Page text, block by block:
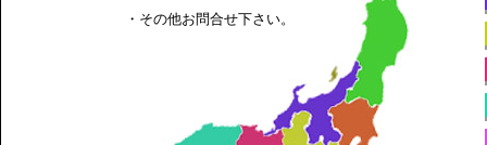
・その他お問合せ下さい。